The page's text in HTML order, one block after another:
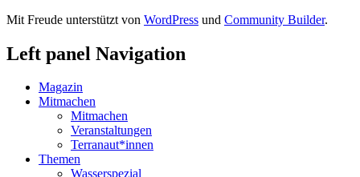
Mit Freude unterstützt von WordPress und Community Builder.
Left panel Navigation
Magazin
Mitmachen
Mitmachen
Veranstaltungen
Terranaut*innen
Themen
Wasserspezial